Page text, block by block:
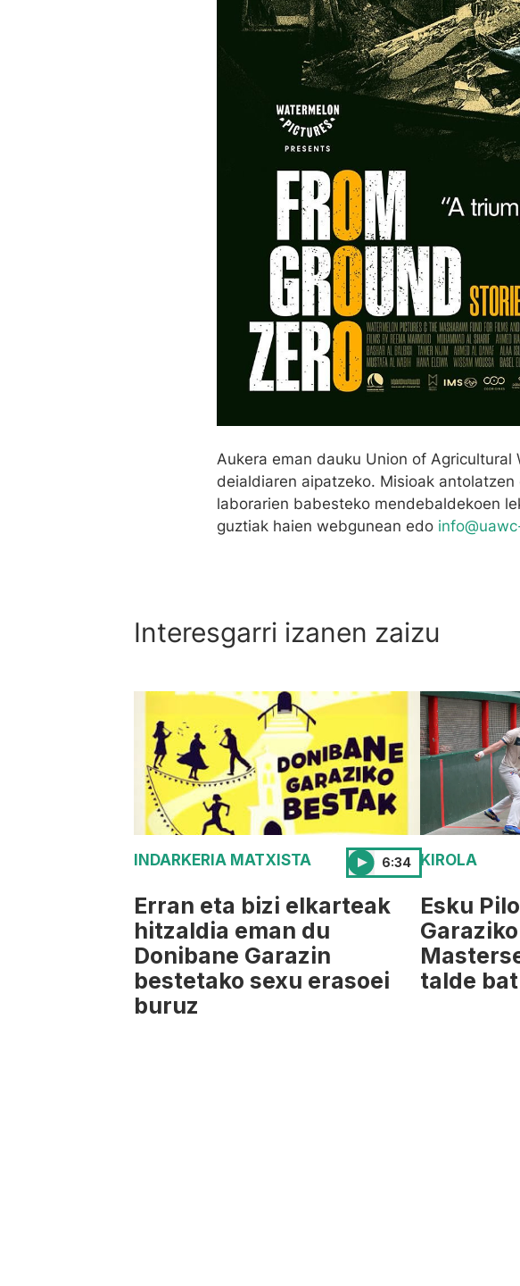
Aukera eman dauku Union of Agricultural
deialdiaren aipatzeko. Misioak
laborarien babesteko mendebaldekoen
guztiak haien webgunean edo
Interesgarri izanen zaizu
INDARKERIA MATXISTA 6:34
Erran eta bizi elkarteak
hitzaldia eman du
Donibane Garazin
bestetako sexu erasoei
buruz
KIROLA
Esku
talde